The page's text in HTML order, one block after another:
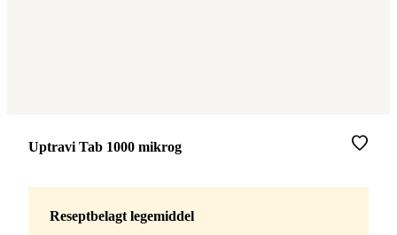
Merke:
Uptravi Tab 1000 mikrog
Reseptbelagt legemiddel